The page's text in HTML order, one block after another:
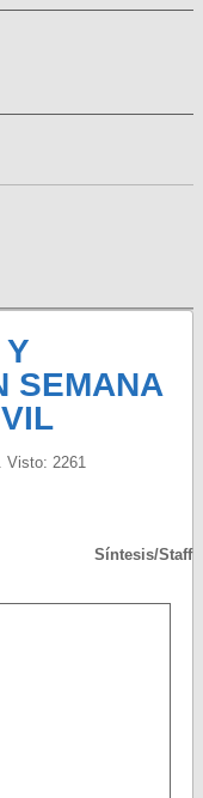
SEMANA
. Visto: 2261
Síntesis/Staff